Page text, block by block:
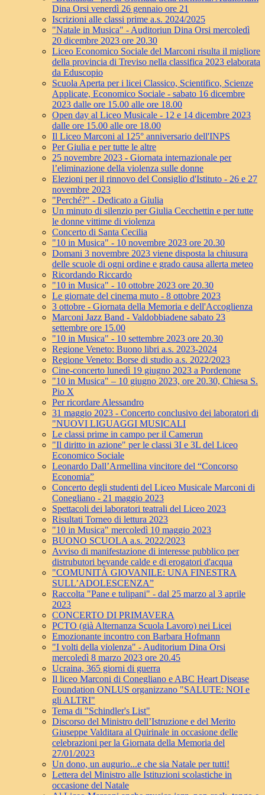
Dina Orsi venerdì 26 gennaio ore 21
Iscrizioni alle classi prime a.s. 2024/2025
"Natale in Musica" - Auditoriun Dina Orsi mercoledì
20 dicembre 2023 ore 20.30
Liceo Economico Sociale del Marconi risulta il migliore
della provincia di Treviso nella classifica 2023 elaborata
da Eduscopio
Scuola Aperta per i licei Classico, Scientifico, Scienze
Applicate, Economico Sociale - sabato 16 dicembre
2023 dalle ore 15.00 alle ore 18.00
Open day al Liceo Musicale - 12 e 14 dicembre 2023
dalle ore 15.00 alle ore 18.00
Il Liceo Marconi al 125° anniversario dell'INPS
Per Giulia e per tutte le altre
25 novembre 2023 - Giornata internazionale per
l’eliminazione della violenza sulle donne
Elezioni per il rinnovo del Consiglio d'Istituto - 26 e 27
novembre 2023
"Perché?" - Dedicato a Giulia
Un minuto di silenzio per Giulia Cecchettin e per tutte
le donne vittime di violenza
Concerto di Santa Cecilia
"10 in Musica" - 10 novembre 2023 ore 20.30
Domani 3 novembre 2023 viene disposta la chiusura
delle scuole di ogni ordine e grado causa allerta meteo
Ricordando Riccardo
"10 in Musica" - 10 ottobre 2023 ore 20.30
Le giornate del cinema muto - 8 ottobre 2023
3 ottobre - Giornata della Memoria e dell'Accoglienza
Marconi Jazz Band - Valdobbiadene sabato 23
settembre ore 15.00
"10 in Musica" - 10 settembre 2023 ore 20.30
Regione Veneto: Buono libri a.s. 2023-2024
Regione Veneto: Borse di studio a.s. 2022/2023
Cine-concerto lunedì 19 giugno 2023 a Pordenone
"10 in Musica" – 10 giugno 2023, ore 20.30, Chiesa S.
Pio X
Per ricordare Alessandro
31 maggio 2023 - Concerto conclusivo dei laboratori di
"NUOVI LIGUAGGI MUSICALI
Le classi prime in campo per il Camerun
"Il diritto in azione" per le classi 3I e 3L del Liceo
Economico Sociale
Leonardo Dall’Armellina vincitore del “Concorso
Economia”
Concerto degli studenti del Liceo Musicale Marconi di
Conegliano - 21 maggio 2023
Spettacoli dei laboratori teatrali del Liceo 2023
Risultati Torneo di lettura 2023
"10 in Musica" mercoledì 10 maggio 2023
BUONO SCUOLA a.s. 2022/2023
Avviso di manifestazione di interesse pubblico per
distrubutori bevande calde e di erogatori d'acqua
"COMUNITÀ GIOVANILE: UNA FINESTRA
SULL’ADOLESCENZA”
Raccolta "Pane e tulipani" - dal 25 marzo al 3 aprile
2023
CONCERTO DI PRIMAVERA
PCTO (già Alternanza Scuola Lavoro) nei Licei
Emozionante incontro con Barbara Hofmann
"I volti della violenza" - Auditorium Dina Orsi
mercoledì 8 marzo 2023 ore 20.45
Ucraina, 365 giorni di guerra
Il liceo Marconi di Conegliano e ABC Heart Disease
Foundation ONLUS organizzano "SALUTE: NOI e
gli ALTRI"
Tema di "Schindler's List"
Discorso del Ministro dell’Istruzione e del Merito
Giuseppe Valditara al Quirinale in occasione delle
celebrazioni per la Giornata della Memoria del
27/01/2023
Un dono, un augurio...e che sia Natale per tutti!
Lettera del Ministro alle Istituzioni scolastiche in
occasione del Natale